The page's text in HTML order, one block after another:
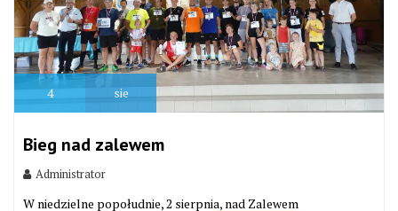
4 sie
Bieg nad zalewem
Administrator
W niedzielne popołudnie, 2 sierpnia, nad Zalewem